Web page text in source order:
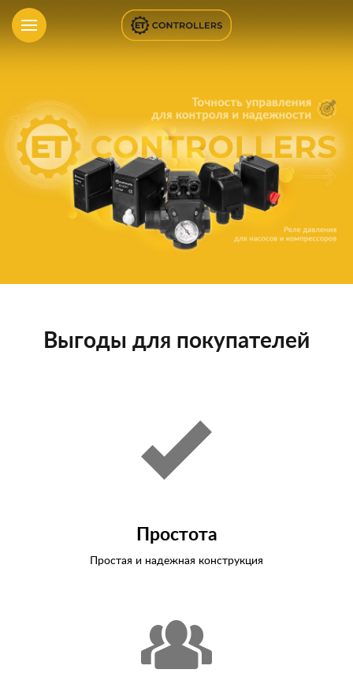
Выгоды для покупателей
Простота
Простая и надежная конструкция